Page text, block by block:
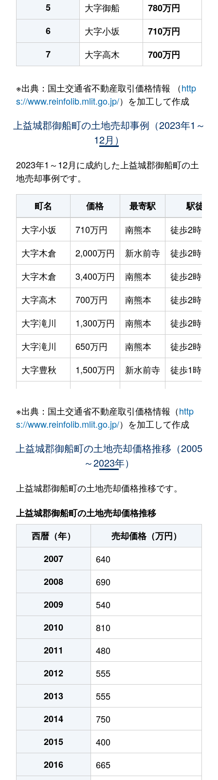
5
大字御船
780万円
6
大字小坂
710万円
7
大字高木 700万円
※出典：国土交通省不動産取引価格情報 （http
s://www.reinfolib.mlit.go.jp/）を加工して作成
上益城郡御船町の土地売却事例（2023年1～
12月）
2023年1～12月に成約した上益城郡御船町の土
地売却事例です。
町名 価格 最寄駅
駅徒歩
大字小坂
710万円 南熊本
徒歩2時間
大字木倉
2,000万円 新水前寺
徒歩2時間
大字木倉
3,400万円 南熊本
徒歩2時間
大字高木
700万円 南熊本
徒歩2時間
大字滝川
1,300万円 南熊本
徒歩2時間
大字滝川
650万円 南熊本
徒歩2時間
大字豊秋
1,500万円 新水前寺
徒歩1時間
大字豊秋
1,100万円 南熊本
徒歩1時間
2,200万円 南熊本
大字豊秋
670万円 南熊本
徒歩1時間
大字豊秋
310万円 南熊本
大字豊秋
南熊本
徒歩1時間
大字豊秋
2,500万円
大字豊秋
570万円
大字豊秋
1,500万円
大字豊秋
1,000万円
大字豊秋
830万円
大字辺田見
2,900万円
大字御船
580万円
大字御船
980万円
※出典：国土交通省不動産取引価格情報（http
s://www.reinfolib.mlit.go.jp/）を加工して作成
上益城郡御船町の土地売却価格推移（2005
～2023年）
上益城郡御船町の土地売却価格推移です。
上益城郡御船町の土地売却価格推移
西暦（年）
売却価格（万円）
2007
640
2008
690
2009
540
2010
810
2011
480
2012
555
2013
555
2014
750
2015
400
2016
665